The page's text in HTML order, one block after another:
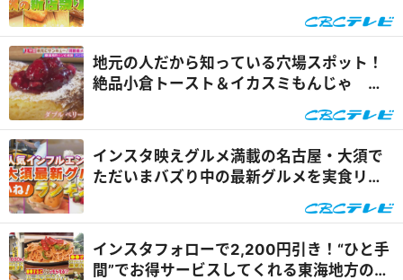
地元の人だから知っている穴場スポット！
絶品小倉トースト＆イカスミもんじゃ 老
インスタ映えグルメ満載の名古屋・大須で
ただいまバズり中の最新グルメを実食リポ
インスタフォローで2,200円引き！“ひと手
間”でお得サービスしてくれる東海地方のグ